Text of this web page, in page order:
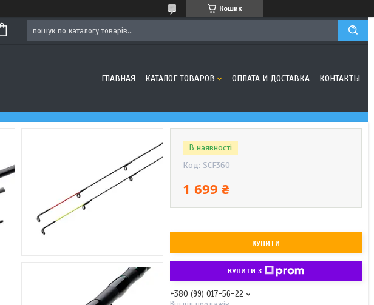
Кошик
ГЛАВНАЯ КАТАЛОГ ТОВАРОВ ОПЛАТА И ДОСТАВКА КОНТАКТЫ
В наявності
Код: SCF360
1 699 ₴
КУПИТИ
КУПИТИ З
+380 (99) 017-56-22